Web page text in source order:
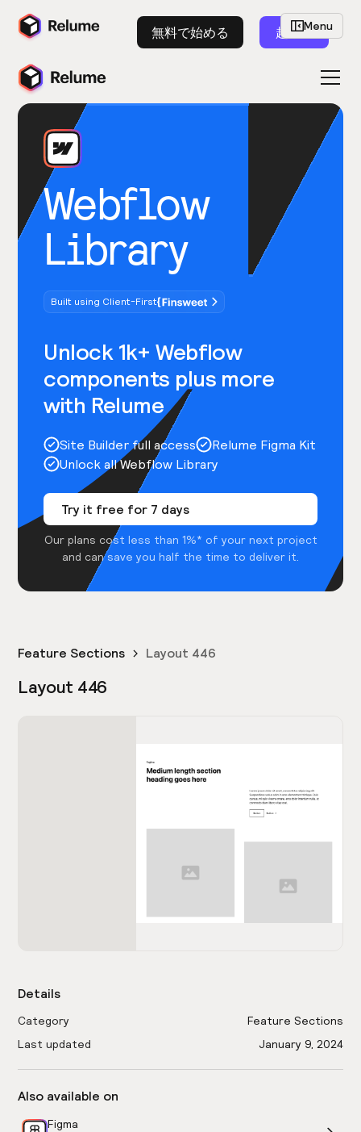
無料で始める 起動
Webflow
Library
Built using Client-First
Unlock 1k+ Webflow
components plus more
with Relume
Site Builder full access
Relume Figma Kit
Unlock all Webflow Library
Try it free for 7 days
Our plans cost less than 1%* of your next project
and can save you half the time to deliver it.
Menu
Feature Sections Layout 446
Layout 446
Details
Category
Feature Sections
Last updated
January 9, 2024
Also available on
Figma